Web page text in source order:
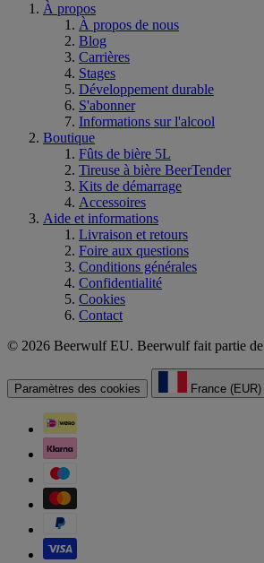
À propos
À propos de nous
Blog
Carrières
Stages
Développement durable
S'abonner
Informations sur l'alcool
Boutique
Fûts de bière 5L
Tireuse à bière BeerTender
Kits de démarrage
Accessoires
Aide et informations
Livraison et retours
Foire aux questions
Conditions générales
Confidentialité
Cookies
Contact
© 2026 Beerwulf EU. Beerwulf fait partie de
Paramètres des cookies France (EUR)